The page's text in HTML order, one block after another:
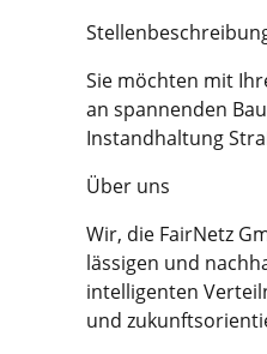
Sie möchten mit
an spannenden
Instand­haltung
Über uns
Wir, die FairNetz
lässigen und
intelligenten
und